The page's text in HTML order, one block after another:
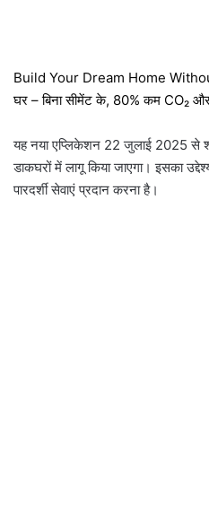
Build Your Dream Home
घर – बिना सीमेंट के, 80% कम CO₂
यह नया एप्लिकेशन 22 जुलाई 2025 से
डाकघरों में लागू किया जाएगा। इसका
पारदर्शी सेवाएं प्रदान करना है।